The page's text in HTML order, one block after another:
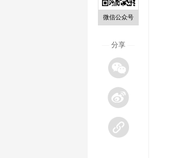
微信公众号
分享